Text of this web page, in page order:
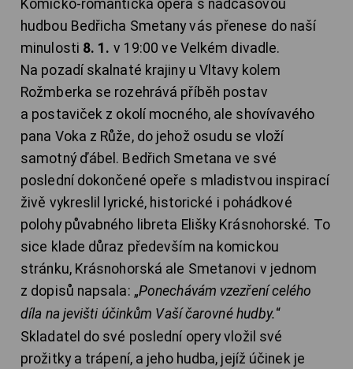
Komicko-romantická opera s nadčasovou
hudbou Bedřicha Smetany vás přenese do naší
minulosti 8. 1. v 19:00 ve Velkém divadle.
Na pozadí skalnaté krajiny u Vltavy kolem
Rožmberka se rozehrává příběh postav
a postaviček z okolí mocného, ale shovívavého
pana Voka z Růže, do jehož osudu se vloží
samotný ďábel. Bedřich Smetana ve své
poslední dokončené opeře s mladistvou inspirací
živě vykreslil lyrické, historické i pohádkové
polohy půvabného libreta Elišky Krásnohorské. To
sice klade důraz především na komickou
stránku, Krásnohorská ale Smetanovi v jednom
z dopisů napsala: „Ponechávám vzezření celého
díla na jevišti účinkům Vaší čarovné hudby.“
Skladatel do své poslední opery vložil své
prožitky a trápení, a jeho hudba, jejíž účinek je